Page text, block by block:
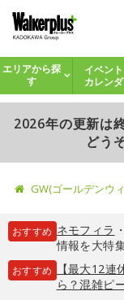
エリアから探
す
イベント
カレン
2026年の更新は
どう
GW(ゴールデンウ
おすすめ ネモフィラ ・
情報を大特
おすすめ
【最大12
ら？混雑ピ